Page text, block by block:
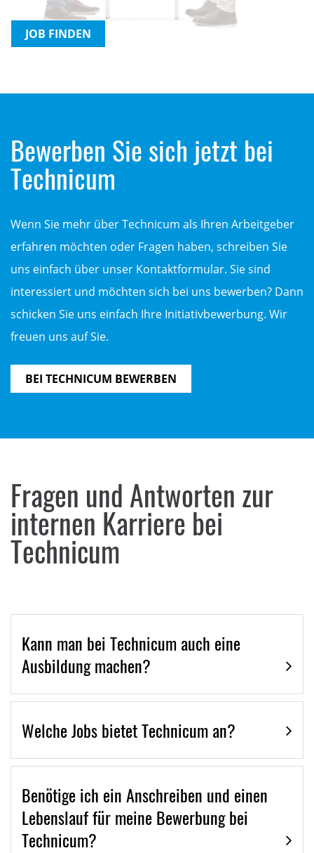
JOB FINDEN
Bewerben Sie sich jetzt bei
Technicum
Wenn Sie mehr über Technicum als Ihren Arbeitgeber
erfahren möchten oder Fragen haben, schreiben Sie
uns einfach über unser Kontaktformular. Sie sind
interessiert und möchten sich bei uns bewerben? Dann
schicken Sie uns einfach Ihre Initiativbewerbung. Wir
freuen uns auf Sie.
BEI TECHNICUM BEWERBEN
Fragen und Antworten zur
internen Karriere bei
Technicum
Kann man bei Technicum auch eine
Ausbildung machen?
Welche Jobs bietet Technicum an?
Benötige ich ein Anschreiben und einen
Lebenslauf für meine Bewerbung bei
Technicum?